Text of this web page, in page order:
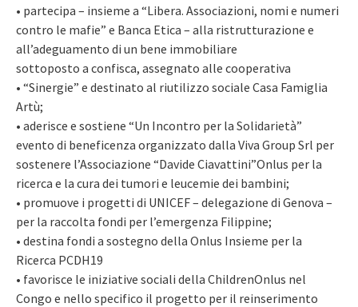
• partecipa – insieme a “Libera. Associazioni, nomi e numeri
contro le mafie” e Banca Etica – alla ristrutturazione e
all’adeguamento di un bene immobiliare
sottoposto a confisca, assegnato alle cooperativa
• “Sinergie” e destinato al riutilizzo sociale Casa Famiglia
Artù;
• aderisce e sostiene “Un Incontro per la Solidarietà”
evento di beneficenza organizzato dalla Viva Group Srl per
sostenere l’Associazione “Davide Ciavattini”Onlus per la
ricerca e la cura dei tumori e leucemie dei bambini;
• promuove i progetti di UNICEF – delegazione di Genova –
per la raccolta fondi per l’emergenza Filippine;
• destina fondi a sostegno della Onlus Insieme per la
Ricerca PCDH19
• favorisce le iniziative sociali della ChildrenOnlus nel
Congo e nello specifico il progetto per il reinserimento